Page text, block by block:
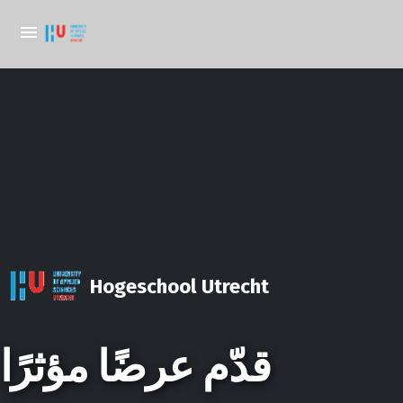
Hogeschool Utrecht
قدّم عرضًا مؤثرًا